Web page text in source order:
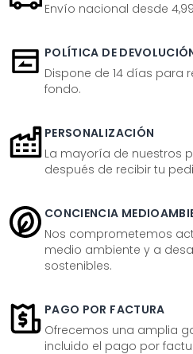
Envío nacional desde
POLÍTICA DE
Dispone de 14 días para
fondo.
PERSONALIZACIÓN
La mayoría de nuestros
después de recibir tu
CONCIENCIA
Nos comprometemos
medio ambiente y a
sostenibles.
PAGO POR FACTURA
Ofrecemos una amplia
incluido el pago por